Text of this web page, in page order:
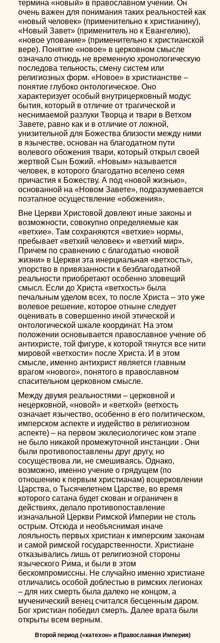
термина «новый» в православном учении. Он
очень важен для понимания таких реальностей как
«новый человек» (применительно к христианину),
«Новый Завет» (применитель но к Евангелию),
«новое упование» (применительно к христианской
вере). Понятие «новое» в церковном смысле
означало отнюдь не временную хронологическую
последова тельность, смену систем или
религиозных форм. «Новое» в христианстве –
понятие глубоко онтологическое. Оно
характеризует особый внутрицерковный модус
бытия, который в отличие от трагической и
неснимаемой разлуки Творца и твари в Ветхом
Завете, равно как и в отличие от ложной,
унизительной для Божества близости между ними
в язычестве, основан на благодатном пути
волевого обожения твари, который открыл своей
жертвой Сын Божий. «Новым» называется
человек, в которого благодатно вселено семя
причастия к Божеству. А под «новой жизнью»,
основанной на «Новом Завете», подразумевается
поэтапное осуществление «обожения».
Вне Церкви Христовой довлеют иные законы и
возможности, совокупно определяемые как
«ветхие». Там сохраняются «ветхие» нормы,
пребывает «ветхий человек» и «ветхий мир».
Причем по сравнению с благодатью «новой
жизни» в Церкви эта инерциальная «ветхость»,
упорство в привязанности к безблагодатной
реальности приобретают особенно зловещий
смысл. Если до Христа «ветхость» была
печальным уделом всех, то после Христа – это уже
волевое решение, которое отныне следует
оценивать в совершенно иной этической и
онтологической шкале координат. На этом
положении основывается православное учение об
антихристе, той фигуре, к которой тянутся все нити
мировой «ветхости» после Христа. И в этом
смысле, именно антихрист является главным
врагом «нового», понятого в православном
спасительном церковном смысле.
Между двумя реальностями – церковной и
нецерковной, «новой» и «ветхой» (ветхость
означает язычество, особенно в его политическом,
имперском аспекте и иудейство в религиозном
аспекте) – на первом экклесиологичес ком этапе
не было никакой промежуточной инстанции . Они
были противопоставлены друг другу, но
сосуществова ли, не смешиваясь. Однако,
возможно, именно учение о грядущем (по
отношению к первым христианам) воцерковлении
Царства, о Тысячелетнем Царстве, во время
которого сатана будет скован и ограничен в
действиях, делало противопоставление
изначальной Церкви Римской Империи не столь
острым. Отсюда и необъяснимая иначе
лояльность первых христиан к имперским законам
и самой римской государственности. Христиане
отказывались лишь от религиозной стороны
языческого Рима, и были в этом
бескомпромиссны. Не случайно именно христиане
отличались особой доблестью в римских легионах
– для них смерть была далеко не концом, а
мученический венец считался бесценным даром.
Бог христиан победил смерть. Далее врата были
открыты всем верным.
Второй период («катехон» и Православная Империя)